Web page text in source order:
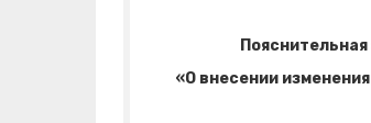
«О внесении